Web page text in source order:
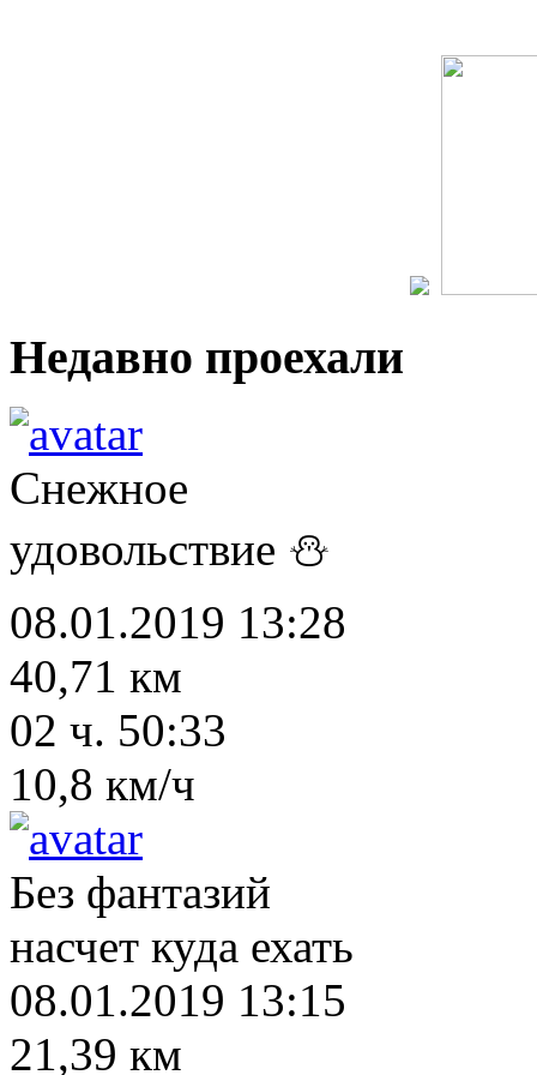
Недавно проехали
Снежное
удовольствие ⛄
08.01.2019 13:28
40,71 км
02 ч. 50:33
10,8 км/ч
Без фантазий
насчет куда ехать
08.01.2019 13:15
21,39 км